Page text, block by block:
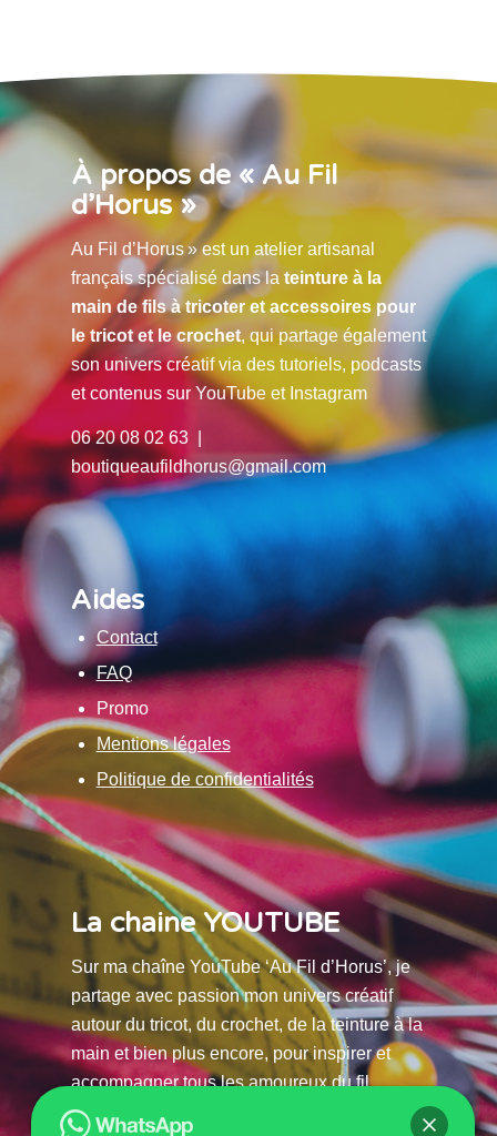
À propos de « Au Fil
d’Horus »
Au Fil d’Horus » est un atelier artisanal
français spécialisé dans la teinture à la
main de fils à tricoter et accessoires pour
le tricot et le crochet, qui partage également
son univers créatif via des tutoriels, podcasts
et contenus sur YouTube et Instagram
06 20 08 02 63 |
boutiqueaufildhorus@gmail.com
Aides
Contact
FAQ
Promo
Mentions légales
Politique de confidentialités
La chaine YOUTUBE
Sur ma chaîne YouTube ‘Au Fil d’Horus’, je
partage avec passion mon univers créatif
autour du tricot, du crochet, de la teinture à la
main et bien plus encore, pour inspirer et
accompagner tous les amoureux du fil.